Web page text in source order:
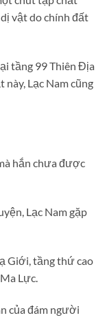
vật do chính đất
tầng 99 Thiên Địa
Lạc Nam cũng
hắn chưa được
Lạc Nam gặp
Giới, tầng thứ cao
Lực.
của đám người